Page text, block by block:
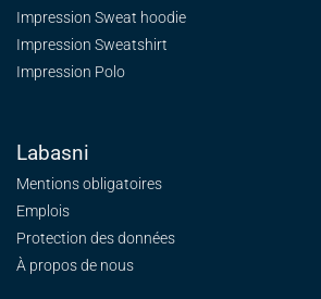
Impression Sweat hoodie
Impression Sweatshirt
Impression Polo
Labasni
Mentions obligatoires
Emplois
Protection des données
À propos de nous